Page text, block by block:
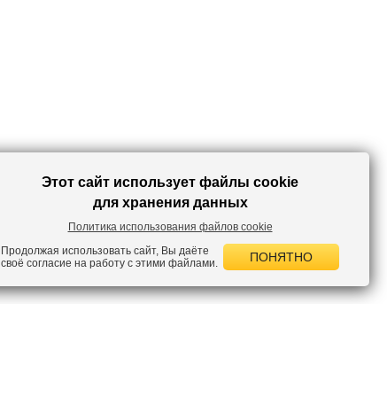
Этот сайт использует файлы cookie
для хранения данных
Политика использования файлов cookie
Продолжая использовать сайт, Вы даёте
своё согласие на работу с этими файлами.
ПОНЯТНО